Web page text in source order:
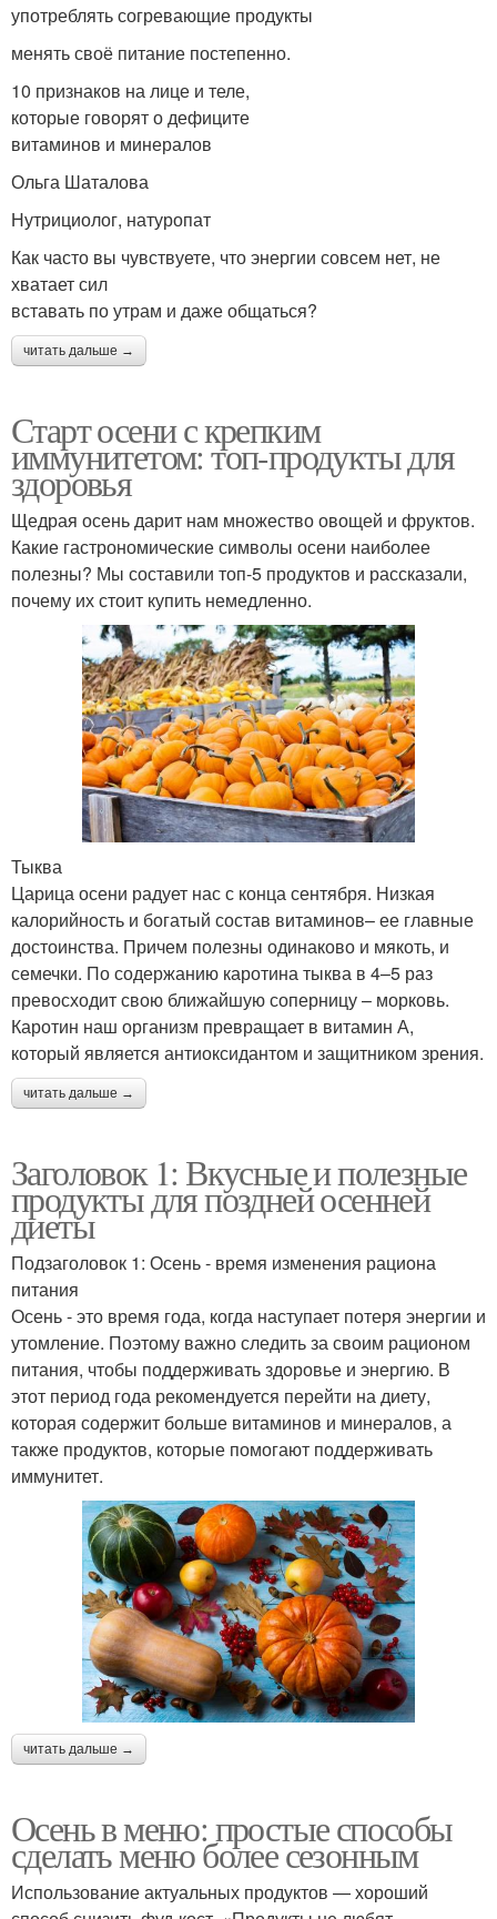
употреблять согревающие продукты
менять своё питание постепенно.
10 признаков на лице и теле,
которые говорят о дефиците
витаминов и минералов
Ольга Шаталова
Нутрициолог, натуропат
Как часто вы чувствуете, что энергии совсем нет, не
хватает сил
вставать по утрам и даже общаться?
читать дальше →
Старт осени с крепким
иммунитетом: топ-продукты для
здоровья
Щедрая осень дарит нам множество овощей и фруктов.
Какие гастрономические символы осени наиболее
полезны? Мы составили топ-5 продуктов и рассказали,
почему их стоит купить немедленно.
Тыква
Царица осени радует нас с конца сентября. Низкая
калорийность и богатый состав витаминов– ее главные
достоинства. Причем полезны одинаково и мякоть, и
семечки. По содержанию каротина тыква в 4–5 раз
превосходит свою ближайшую соперницу – морковь.
Каротин наш организм превращает в витамин А,
который является антиоксидантом и защитником зрения.
читать дальше →
Заголовок 1: Вкусные и полезные
продукты для поздней осенней
диеты
Подзаголовок 1: Осень - время изменения рациона
питания
Осень - это время года, когда наступает потеря энергии и
утомление. Поэтому важно следить за своим рационом
питания, чтобы поддерживать здоровье и энергию. В
этот период года рекомендуется перейти на диету,
которая содержит больше витаминов и минералов, а
также продуктов, которые помогают поддерживать
иммунитет.
читать дальше →
Осень в меню: простые способы
сделать меню более сезонным
Использование актуальных продуктов — хороший